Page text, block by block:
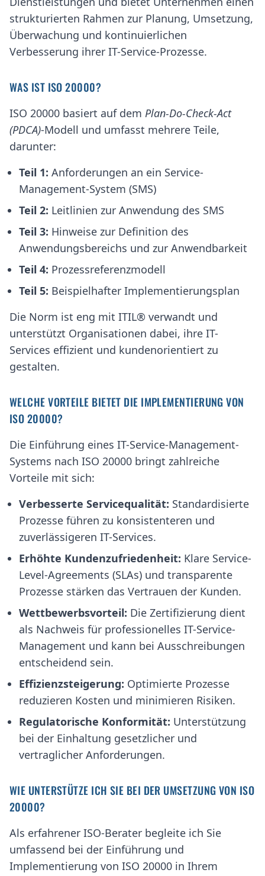
strukturierten Rahmen zur Planung, Umsetzung,
Überwachung und kontinuierlichen
Verbesserung ihrer IT-Service-Prozesse.
WAS IST ISO 20000?
ISO 20000 basiert auf dem Plan-Do-Check-Act
(PDCA)-Modell und umfasst mehrere Teile,
darunter:
Teil 1: Anforderungen an ein Service-
Management-System (SMS)
Teil 2: Leitlinien zur Anwendung des SMS
Teil 3: Hinweise zur Definition des
Anwendungsbereichs und zur Anwendbarkeit
Teil 4: Prozessreferenzmodell
Teil 5: Beispielhafter Implementierungsplan
Die Norm ist eng mit ITIL® verwandt und
unterstützt Organisationen dabei, ihre IT-
Services effizient und kundenorientiert zu
gestalten.
WELCHE VORTEILE BIETET DIE IMPLEMENTIERUNG VON
ISO 20000?
Die Einführung eines IT-Service-Management-
Systems nach ISO 20000 bringt zahlreiche
Vorteile mit sich:
Verbesserte Servicequalität: Standardisierte
Prozesse führen zu konsistenteren und
zuverlässigeren IT-Services.
Erhöhte Kundenzufriedenheit: Klare Service-
Level-Agreements (SLAs) und transparente
Prozesse stärken das Vertrauen der Kunden.
Wettbewerbsvorteil: Die Zertifizierung dient
als Nachweis für professionelles IT-Service-
Management und kann bei Ausschreibungen
entscheidend sein.
Effizienzsteigerung: Optimierte Prozesse
reduzieren Kosten und minimieren Risiken.
Regulatorische Konformität: Unterstützung
bei der Einhaltung gesetzlicher und
vertraglicher Anforderungen.
WIE UNTERSTÜTZE ICH SIE BEI DER UMSETZUNG VON ISO
20000?
Als erfahrener ISO-Berater begleite ich Sie
umfassend bei der Einführung und
Implementierung von ISO 20000 in Ihrem